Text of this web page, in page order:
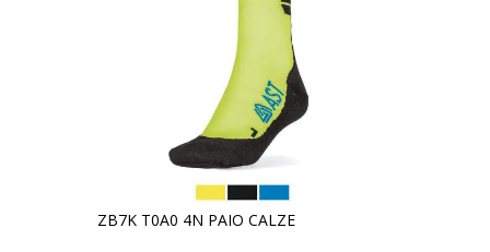
ZB7K T0A0 4N PAIO CALZE